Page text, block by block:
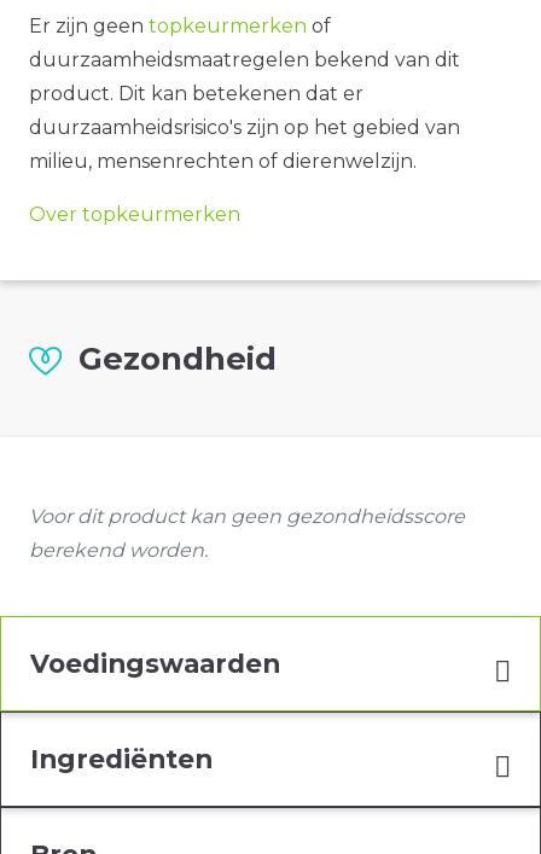
Er zijn geen topkeurmerken of
duurzaamheidsmaatregelen bekend van dit
product. Dit kan betekenen dat er
duurzaamheidsrisico's zijn op het gebied van
milieu, mensenrechten of dierenwelzijn.
Over topkeurmerken
Gezondheid
Voor dit product kan geen gezondheidsscore
berekend worden.
Voedingswaarden
Ingrediënten